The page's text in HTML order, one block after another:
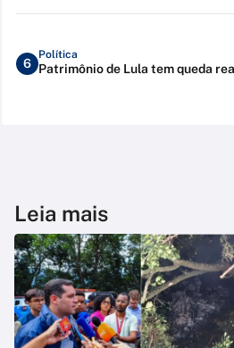
6
Política
Patrimônio de Lula tem queda
Leia mais